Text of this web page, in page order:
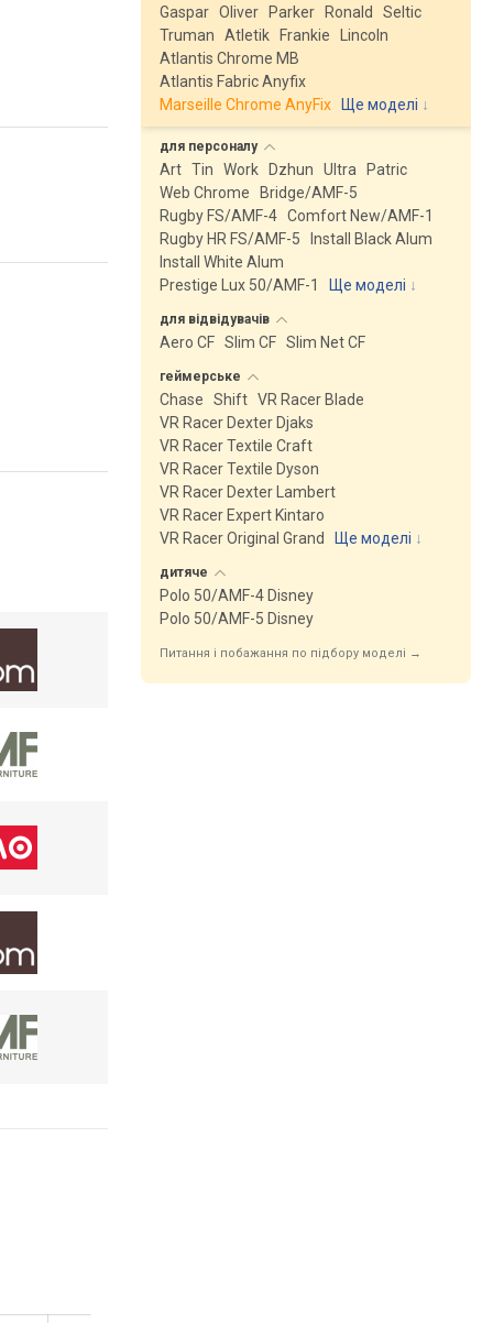
Gaspar Oliver Parker Ronald
Seltic
Truman
Atletik Frankie
Lincoln
Atlantis Chrome MB
Atlantis Fabric Anyfix
Marseille Chrome AnyFix
Ще моделі ↓
для персоналу
Art Tin Work Dzhun Ultra
Patric
Web Chrome
Bridge/AMF-5
Rugby FS/AMF-4 Comfort New/AMF-1
Rugby HR FS/AMF-5
Install Black Alum
Install White Alum
Prestige Lux 50/AMF-1
Ще моделі ↓
для відвідувачів
Aero CF Slim CF Slim Net CF
геймерське
Chase Shift VR Racer Blade
VR Racer Dexter Djaks
VR Racer Textile Craft
VR Racer Textile Dyson
VR Racer Dexter Lambert
VR Racer Expert Kintaro
VR Racer Original Grand
Ще моделі ↓
дитяче
Polo 50/AMF-4 Disney
Polo 50/AMF-5 Disney
Питання і побажання по підбору моделі →